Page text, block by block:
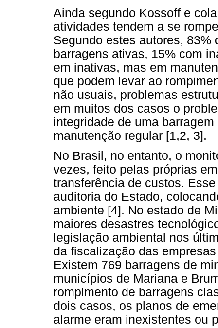
Ainda segundo Kossoff e
atividades tendem a se
Segundo estes autores, 83%
barragens ativas, 15% com
em inativas, mas em
que podem levar ao
não usuais, problemas
em muitos dos casos o
integridade de uma
manutenção regular [1,2, 3].
No Brasil, no entanto, o
vezes, feito pelas próprias
transferência de custos.
auditoria do Estado,
ambiente [4]. No estado de
maiores desastres
legislação ambiental nos
da fiscalização das
Existem 769 barragens de
municípios de Mariana e
rompimento de barragens
dois casos, os planos de
alarme eram inexistentes ou